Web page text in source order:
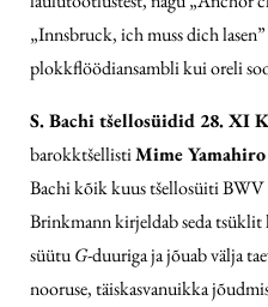
„Innsbruck, ich muss dich
plokkflöödiansambli kui oreli
S. Bachi tšellosüidid 28. XI
barokk­tšellistiMime
Bachi kõik kuus tšellosüiti
Brinkmann kirjeldab seda tsüklit
süütuG-duuriga ja jõuab välja
nooruse, täiskasvanuikka